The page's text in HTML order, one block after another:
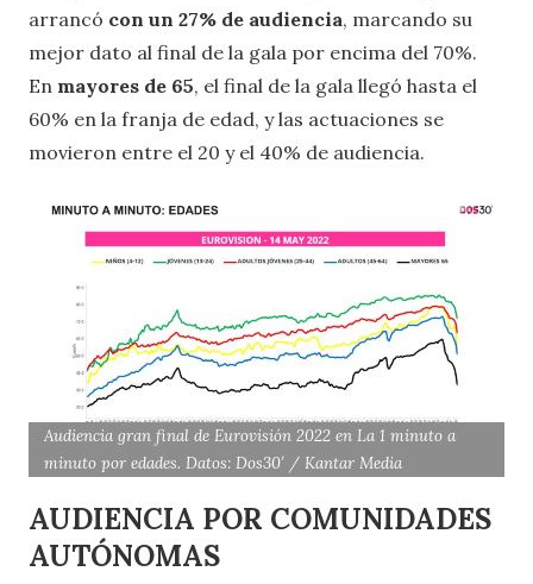
arrancó con un 27% de audiencia, marcando su
mejor dato al final de la gala por encima del 70%.
En mayores de 65, el final de la gala llegó hasta el
60% en la franja de edad, y las actuaciones se
movieron entre el 20 y el 40% de audiencia.
Audiencia gran final de Eurovisión 2022 en La 1 minuto a
minuto por edades. Datos: Dos30′ / Kantar Media
AUDIENCIA POR COMUNIDADES
AUTÓNOMAS